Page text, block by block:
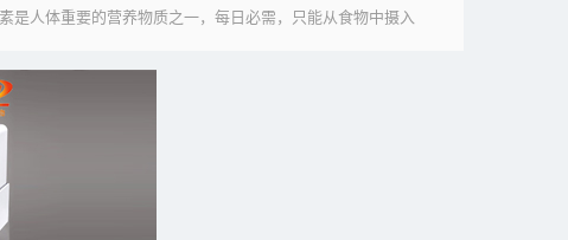
是人体重要的营养物质之一，每日必需，只能从食物中摄入